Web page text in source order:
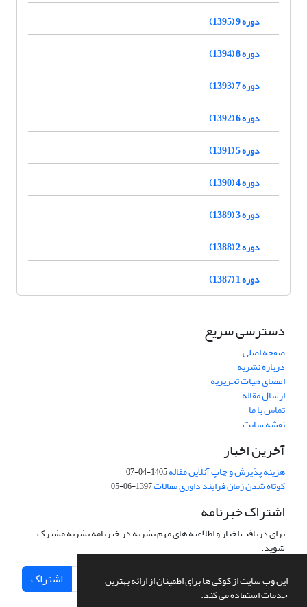
این وب سایت از کوکی ها برای اطمینان از ارائه بهترین
خدمات استفاده می کند.
دوره 9 (1395)
دوره 8 (1394)
دوره 7 (1393)
دوره 6 (1392)
دوره 5 (1391)
دوره 4 (1390)
دوره 3 (1389)
دوره 2 (1388)
دوره 1 (1387)
دسترسی سریع
صفحه اصلی
درباره نشریه
اعضای هیات تحریریه
ارسال مقاله
تماس با ما
نقشه سایت
آخرین اخبار
هزینه پذیرش و چاپ آنلاین مقاله1405-04-07
کوتاه شدن زمان فرایند داوری مقالات1397-06-05
اشتراک خبرنامه
برای دریافت اخبار و اطلاعیه های مهم نشریه در خبرنامه نشریه مشترک
شوید.
اشتراک